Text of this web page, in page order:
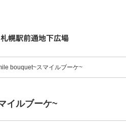
bouquet~スマイルブーケ~
イルブーケ~